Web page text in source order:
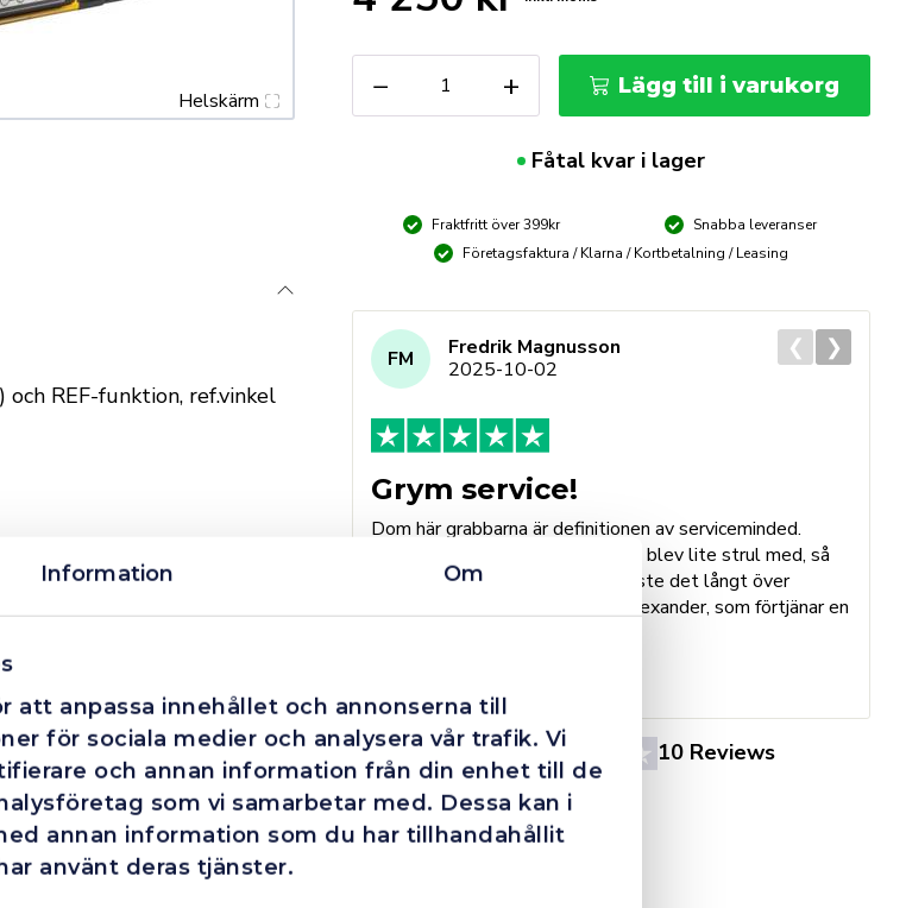
Information Om
att anpassa innehållet och annonserna till
för sociala medier och analysera vår trafik. Vi
och annan information från din enhet till de
som vi samarbetar med. Dessa kan i
annan information som du har tillhandahållit
använt deras tjänster.
Helskärm −
Vinkelpass
TECH700
+ Lägg till i varukorg
Fåtal kvar i lager
Fraktfritt över 399kr
Snabba leveranser
Företagsfaktura / Klarna / Kortbetalning / Leasing
4.4 10 Reviews
FM
Fredrik Magnusson
2025-10-02
Grym service!
Dom här grabbarna är definitionen av serviceminded.
Trots en billigare order, som det blev lite strul med, så
agerade dom blixtsnabbt och löste det långt över
förväntan. Hade kontakt med Alexander, som förtjänar en
❮ ❯
REF-funktion, ref.vinkel